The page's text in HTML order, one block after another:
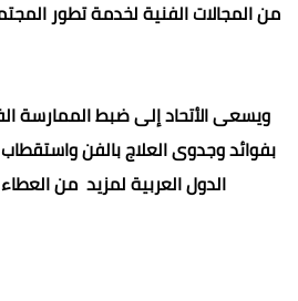
من المجالات الفنية لخدمة تطور
ويسعى الأتحاد إلى ضبط الممارسة
بفوائد وجدوى العلاج بالفن
الدول العربية لمزيد من العطاء